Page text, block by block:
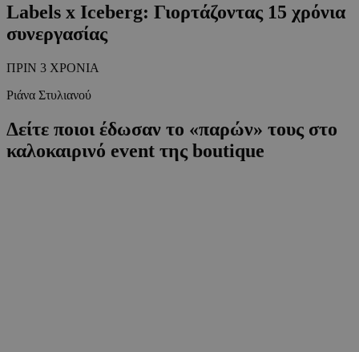
Labels x Iceberg: Γιορτάζοντας 15 χρόνια
συνεργασίας
ΠΡΙΝ 3 ΧΡΟΝΙΑ
Ριάνα Στυλιανού
Δείτε ποιοι έδωσαν το «παρών» τους στο
καλοκαιρινό event της boutique